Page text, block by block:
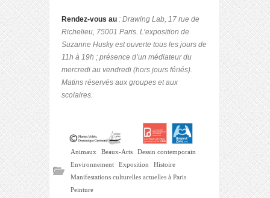
Rendez-vous au : Drawing Lab, 17 rue de
Richelieu, 75001 Paris. L’exposition de
Suzanne Husky est ouverte tous les jours de
11h à 19h ; présence d’un médiateur du
mercredi au vendredi (hors jours fériés).
Matins réservés aux groupes et aux
scolaires.
Animaux Beaux-Arts
Dessin contemporain
Environnement
Exposition
Histoire
Manifestations culturelles actuelles à Paris
Peinture